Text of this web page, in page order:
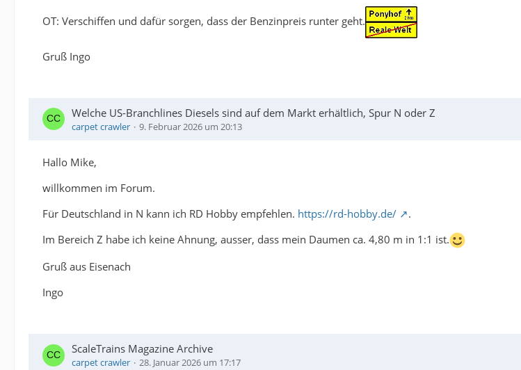
OT: Verschiffen und dafür sorgen, dass der Benzinpreis runter geht.
Gruß Ingo
Welche US-Branchlines Diesels sind auf dem Markt erhältlich, Spur N oder Z
carpet crawler 9. Februar 2026 um 20:13
Hallo Mike,
willkommen im Forum.
Für Deutschland in N kann ich RD Hobby empfehlen. https://rd-hobby.de/
.
Im Bereich Z habe ich keine Ahnung, ausser, dass mein Daumen ca. 4,80 m in 1:1 ist.
Gruß aus Eisenach
Ingo
ScaleTrains Magazine Archive
carpet crawler 28. Januar 2026 um 17:17